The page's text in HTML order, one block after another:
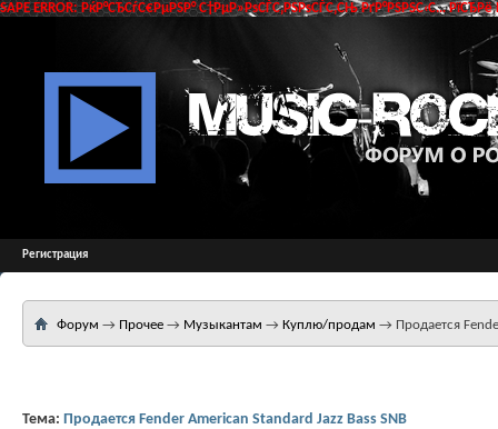
SAPE ERROR: РќР°СЂСѓС€РµРЅР° С†РµР»РѕСЃС‚РЅРѕСЃС‚СЊ РґР°РЅРЅС‹С…
Регистрация
Форум → Прочее → Музыкантам → Куплю/продам → Продается
Тема: Продается Fender American Standard Jazz Bass SNB